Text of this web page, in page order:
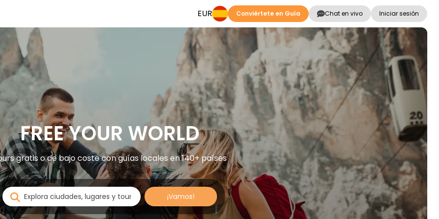
EUR Conviértete en Guía Chat en vivo Iniciar sesión
FREE YOUR WORLD
gratis o de bajo coste con guías locales en 140+ países
¡Vamos!